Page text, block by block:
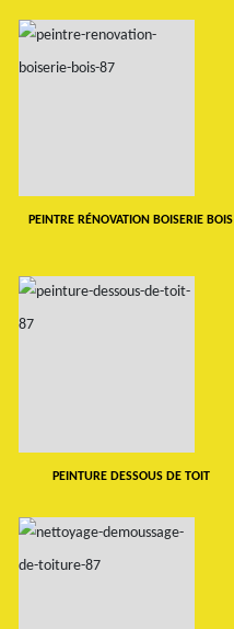
PEINTRE RÉNOVATION BOISERIE BOIS
PEINTURE DESSOUS DE TOIT